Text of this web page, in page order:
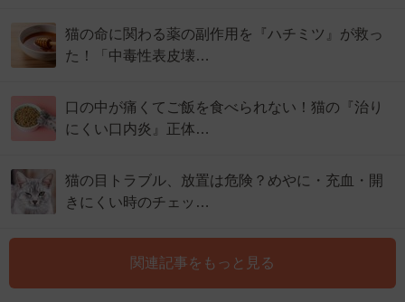
猫の命に関わる薬の副作用を『ハチミツ』が救っ
た！「中毒性表皮壊…
口の中が痛くてご飯を食べられない！猫の『治り
にくい口内炎』正体…
猫の目トラブル、放置は危険？めやに・充血・開
きにくい時のチェッ…
関連記事をもっと見る